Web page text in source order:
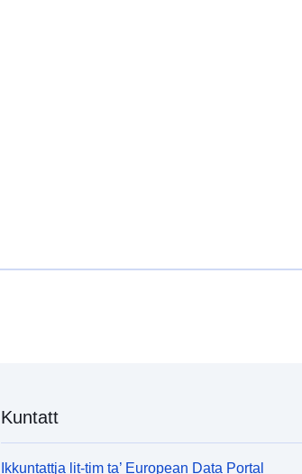
Kuntatt
Ikkuntattja lit-tim ta’ European Data Portal